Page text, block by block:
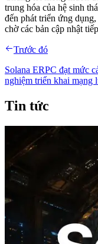
trung hóa của hệ sinh
đến phát triển ứng
chờ các bản cập nhật
Trước đó
Solana ERPC đạt mức
nghiệm triển khai mạng
Tin tức